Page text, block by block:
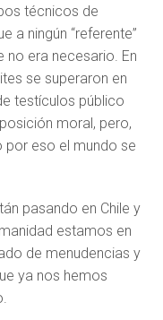
técnicos de
a ningún “referente”
no era necesario. En
se superaron en
testículos público
moral, pero,
por eso el mundo se
pasando en Chile y
estamos en
de menudencias y
ya nos hemos